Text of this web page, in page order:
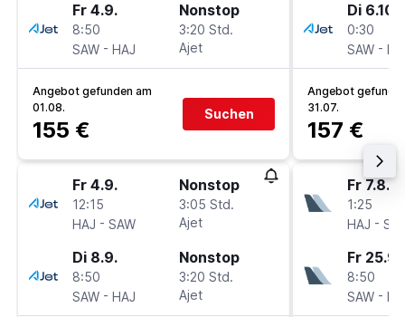
Fr 4.9.
8:50
SAW - HAJ
Nonstop
3:20 Std.
Ajet
Angebot gefunden am
01.08.
155 €
Suchen
Fr 4.9.
12:15
HAJ - SAW
Nonstop
3:05 Std.
Ajet
Di 8.9.
8:50
SAW - HAJ
Nonstop
3:20 Std.
Ajet
Di 6.10.
0:30
SAW -
Angebot
31.07.
157 €
Fr 7.8.
1:25
HAJ -
Fr 25.9.
8:50
SAW -